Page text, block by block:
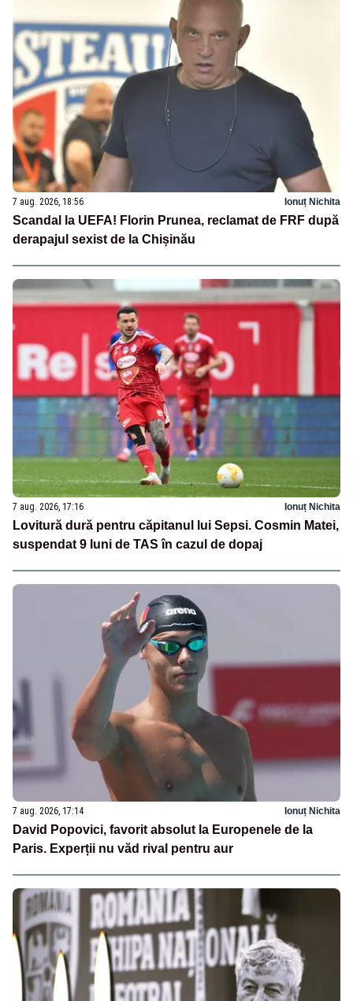
7 aug. 2026, 18:56 Ionuț Nichita
Scandal la UEFA! Florin Prunea, reclamat de FRF după
derapajul sexist de la Chișinău
7 aug. 2026, 17:16 Ionuț Nichita
Lovitură dură pentru căpitanul lui Sepsi. Cosmin Matei,
suspendat 9 luni de TAS în cazul de dopaj
7 aug. 2026, 17:14 Ionuț Nichita
David Popovici, favorit absolut la Europenele de la
Paris. Experții nu văd rival pentru aur